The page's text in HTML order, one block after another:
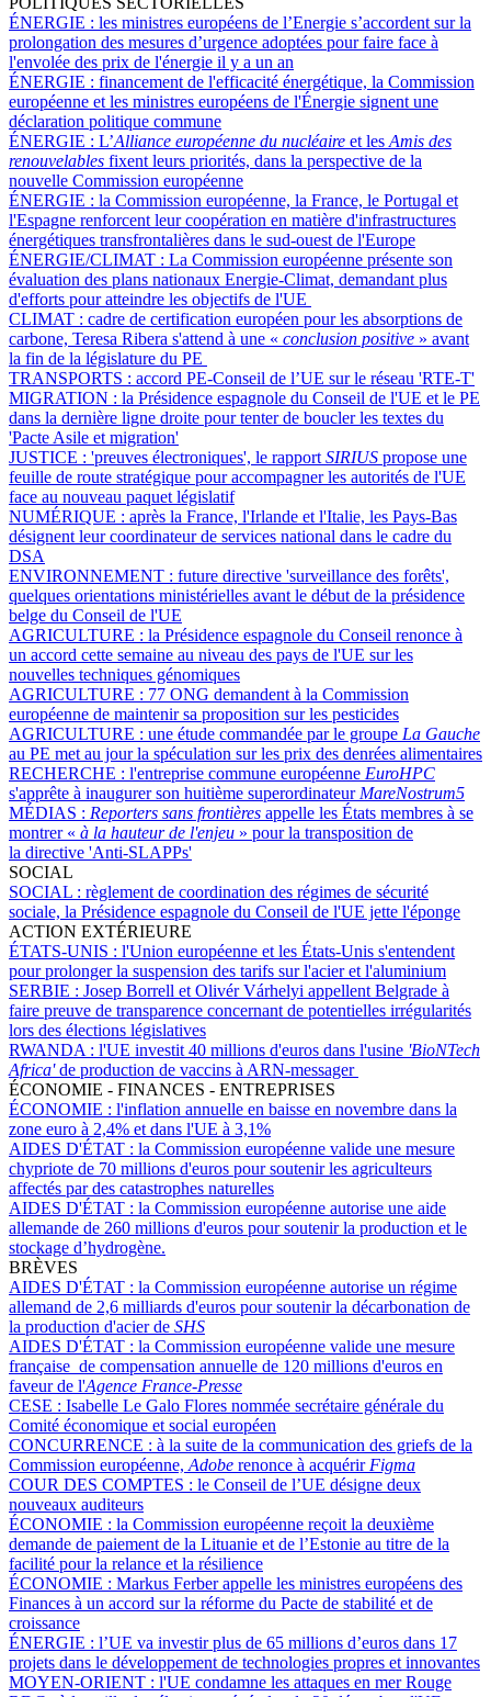
ÉNERGIE : les ministres européens de l’Energie s’accordent sur la
prolongation des mesures d’urgence adoptées pour faire face à
l'envolée des prix de l'énergie il y a un an
ÉNERGIE : financement de l'efficacité énergétique, la Commission
européenne et les ministres européens de l'Énergie signent une
déclaration politique commune
ÉNERGIE : L’Alliance européenne du nucléaire et les Amis des
renouvelables fixent leurs priorités, dans la perspective de la
nouvelle Commission européenne
ÉNERGIE : la Commission européenne, la France, le Portugal et
l'Espagne renforcent leur coopération en matière d'infrastructures
énergétiques transfrontalières dans le sud-ouest de l'Europe
ÉNERGIE/CLIMAT : La Commission européenne présente son
évaluation des plans nationaux Energie-Climat, demandant plus
d'efforts pour atteindre les objectifs de l'UE
CLIMAT : cadre de certification européen pour les absorptions de
carbone, Teresa Ribera s'attend à une « conclusion positive » avant
la fin de la législature du PE
TRANSPORTS : accord PE-Conseil de l’UE sur le réseau 'RTE-T'
MIGRATION : la Présidence espagnole du Conseil de l'UE et le PE
dans la dernière ligne droite pour tenter de boucler les textes du
'Pacte Asile et migration'
JUSTICE : 'preuves électroniques', le rapport SIRIUS propose une
feuille de route stratégique pour accompagner les autorités de l'UE
face au nouveau paquet législatif
NUMÉRIQUE : après la France, l'Irlande et l'Italie, les Pays-Bas
désignent leur coordinateur de services national dans le cadre du
DSA
ENVIRONNEMENT : future directive 'surveillance des forêts',
quelques orientations ministérielles avant le début de la présidence
belge du Conseil de l'UE
AGRICULTURE : la Présidence espagnole du Conseil renonce à
un accord cette semaine au niveau des pays de l'UE sur les
nouvelles techniques génomiques
AGRICULTURE : 77 ONG demandent à la Commission
européenne de maintenir sa proposition sur les pesticides
AGRICULTURE : une étude commandée par le groupe La Gauche
au PE met au jour la spéculation sur les prix des denrées alimentaires
RECHERCHE : l'entreprise commune européenne EuroHPC
s'apprête à inaugurer son huitième superordinateur MareNostrum5
MÉDIAS : Reporters sans frontières appelle les États membres à se
montrer « à la hauteur de l'enjeu » pour la transposition de
la directive 'Anti-SLAPPs'
SOCIAL
SOCIAL : règlement de coordination des régimes de sécurité
sociale, la Présidence espagnole du Conseil de l'UE jette l'éponge
ACTION EXTÉRIEURE
ÉTATS-UNIS : l'Union européenne et les États-Unis s'entendent
pour prolonger la suspension des tarifs sur l'acier et l'aluminium
SERBIE : Josep Borrell et Olivér Várhelyi appellent Belgrade à
faire preuve de transparence concernant de potentielles irrégularités
lors des élections législatives
RWANDA : l'UE investit 40 millions d'euros dans l'usine 'BioNTech
Africa'de production de vaccins à ARN-messager
ÉCONOMIE - FINANCES - ENTREPRISES
ÉCONOMIE : l'inflation annuelle en baisse en novembre dans la
zone euro à 2,4% et dans l'UE à 3,1%
AIDES D'ÉTAT : la Commission européenne valide une mesure
chypriote de 70 millions d'euros pour soutenir les agriculteurs
affectés par des catastrophes naturelles
AIDES D'ÉTAT : la Commission européenne autorise une aide
allemande de 260 millions d'euros pour soutenir la production et le
stockage d’hydrogène.
BRÈVES
AIDES D'ÉTAT : la Commission européenne autorise un régime
allemand de 2,6 milliards d'euros pour soutenir la décarbonation de
la production d'acier de SHS
AIDES D'ÉTAT : la Commission européenne valide une mesure
française de compensation annuelle de 120 millions d'euros en
faveur de l'Agence France-Presse
CESE : Isabelle Le Galo Flores nommée secrétaire générale du
Comité économique et social européen
CONCURRENCE : à la suite de la communication des griefs de la
Commission européenne, Adobe renonce à acquérir Figma
COUR DES COMPTES : le Conseil de l’UE désigne deux
nouveaux auditeurs
ÉCONOMIE : la Commission européenne reçoit la deuxième
demande de paiement de la Lituanie et de l’Estonie au titre de la
facilité pour la relance et la résilience
ÉCONOMIE : Markus Ferber appelle les ministres européens des
Finances à un accord sur la réforme du Pacte de stabilité et de
croissance
ÉNERGIE : l’UE va investir plus de 65 millions d’euros dans 17
projets dans le développement de technologies propres et innovantes
MOYEN-ORIENT : l'UE condamne les attaques en mer Rouge